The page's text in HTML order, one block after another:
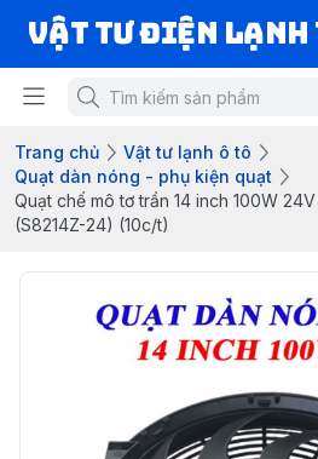
VẬT TƯ ĐIỆN LẠNH
Trang chủ
Vật tư lạnh ô tô
Quạt dàn nóng - phụ kiện quạt
Quạt chế mô tơ trần 14 inch 100W
(S8214Z-24) (10c/t)